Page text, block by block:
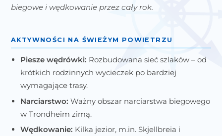
biegowe i wędkowanie przez cały rok.
AKTYWNOŚCI NA ŚWIEŻYM POWIETRZU
Piesze wędrówki: Rozbudowana sieć szlaków – od
krótkich rodzinnych wycieczek po bardziej
wymagające trasy.
Narciarstwo: Ważny obszar narciarstwa biegowego
w Trondheim zimą.
Wędkowanie: Kilka jezior, m.in. Skjellbreia i